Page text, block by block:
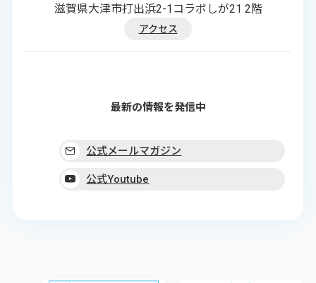
滋賀県大津市打出浜2-1コラボしが21 2階
アクセス
最新の情報を発信中
公式メールマガジン
公式Youtube